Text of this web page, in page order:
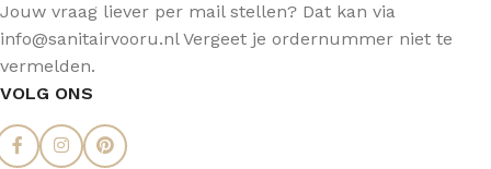
Jouw vraag liever per mail stellen? Dat kan via
info@sanitairvooru.nl Vergeet je ordernummer niet te
vermelden.
VOLG ONS